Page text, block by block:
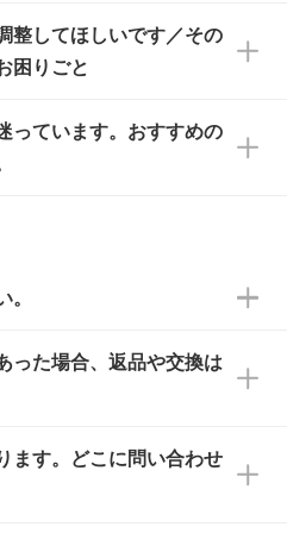
タッフがデータに不備
客様と確認してから印
心ください。
PDF形式ですが、
開いてご利用いただけ
像度かどうか、担当ス
します。
当スタッフ宛にメール
り方に関する詳細は、
整してほしいです／その
困りごと
には、担当スタッフが
お気軽にご相談くださ
さい。
トレース/調整してほ
書きのイラスト、写真
クターデータに変換し
に変換してほしい
っています。おすすめの
当スタッフがお客様の
確認し、印刷色をご提
ビーなど濃色の場合は
おすすめしておりま
淡色の場合、印刷をく
きは濃い印刷色が、柔
きは淡い印刷色が映え
18:00で、土日祝日はお
見積・お問い合わせ
。
った場合、返品や交換は
すが、至急担当スタッ
商品の状況を確認し、
ます。どこに問い合わせ